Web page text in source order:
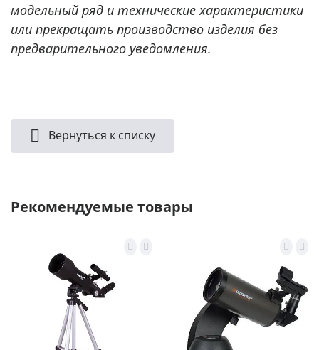
модельный ряд и технические характеристики
или прекращать производство изделия без
предварительного уведомления.
Вернуться к списку
Рекомендуемые товары